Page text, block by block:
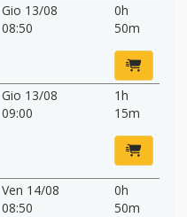
Gio 13/08
08:50
0h
50m
Gio 13/08
09:00
1h
15m
Ven 14/08
08:50
0h
50m